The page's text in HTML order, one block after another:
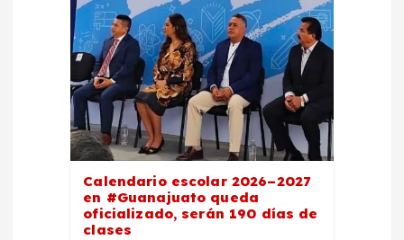
Calendario escolar 2026–2027
en #Guanajuato queda
oficializado, serán 190 días de
clases